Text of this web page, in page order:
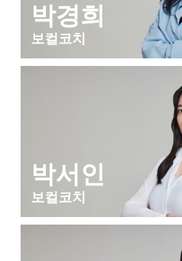
박경희
보컬코치
박서인
보컬코치